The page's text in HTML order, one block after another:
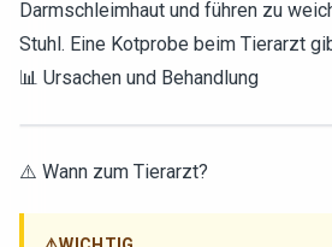
Darmschleimhaut und führen zu
Stuhl. Eine Kotprobe beim Tierarzt
📊 Ursachen und Behandlung
⚠️ Wann zum Tierarzt?